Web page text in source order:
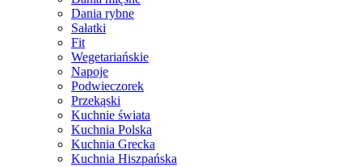
Dania rybne
Sałatki
Fit
Wegetariańskie
Napoje
Podwieczorek
Przekąski
Kuchnie świata
Kuchnia Polska
Kuchnia Grecka
Kuchnia Hiszpańska